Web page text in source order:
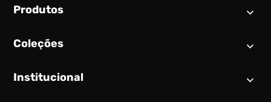
Produtos
Calendário SNEAKER
Tênis
Coleções
Air Jordan 1
Institucional